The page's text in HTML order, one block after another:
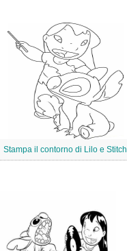
Stampa il contorno di Lilo e Stitch